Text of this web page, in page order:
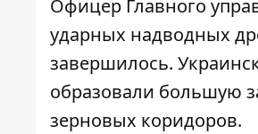
Офицер Главного
ударных надводных
завершилось.
образовали большую
зерновых коридоров.